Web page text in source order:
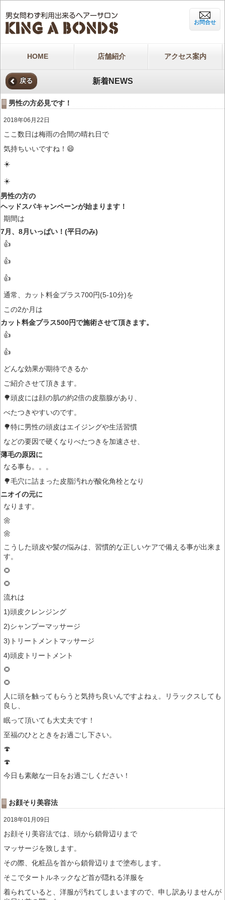
お問合せ
HOME 店舗紹介 アクセス案内
戻る 新着NEWS
男性の方必見です！
2018年06月22日
ここ数日は梅雨の合間の晴れ日で
気持ちいいですね！😄
☀️
☀️
男性の方の
ヘッドスパキャンペーンが始まります！
期間は
7月、8月いっぱい！(平日のみ)
👍
👍
👍
通常、カット料金プラス700円(5-10分)を
この2か月は
カット料金プラス500円で施術させて頂きます。
👍
👍
どんな効果が期待できるか
ご紹介させて頂きます。
🌳頭皮には顔の肌の約2倍の皮脂腺があり、
べたつきやすいのです。
🌳特に男性の頭皮はエイジングや生活習慣
などの要因で硬くなりべたつきを加速させ、
薄毛の原因に
なる事も。。。
🌳毛穴に詰まった皮脂汚れが酸化角栓となり
ニオイの元に
なります。
🌼
🌼
こうした頭皮や髪の悩みは、習慣的な正しいケアで備える事が出来ま
す。
🌻
🌻
流れは
1)頭皮クレンジング
2)シャンプーマッサージ
3)トリートメントマッサージ
4)頭皮トリートメント
🌻
🌻
人に頭を触ってもらうと気持ち良いんですよねぇ。リラックスしても
良し、
眠って頂いても大丈夫です！
至福のひとときをお過ごし下さい。
🍄
🍄
今日も素敵な一日をお過ごしください！
お顔そり美容法
2018年01月09日
お顔そり美容法では、頭から鎖骨辺りまで
マッサージを致します。
その際、化粧品を首から鎖骨辺りまで塗布します。
そこでタートルネックなど首が隠れる洋服を
着られていると、洋服が汚れてしまいますので、申し訳ありませんが